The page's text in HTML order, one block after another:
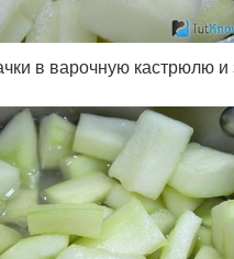
в варочную кастрюлю и